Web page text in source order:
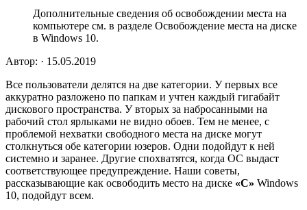
Дополнительные сведения об освобождении места на
компьютере см. в разделе Освобождение места на диске
в Windows 10.
Автор: · 15.05.2019
Все пользователи делятся на две категории. У первых все
аккуратно разложено по папкам и учтен каждый гигабайт
дискового пространства. У вторых за набросанными на
рабочий стол ярлыками не видно обоев. Тем не менее, с
проблемой нехватки свободного места на диске могут
столкнуться обе категории юзеров. Одни подойдут к ней
системно и заранее. Другие спохватятся, когда ОС выдаст
соответствующее предупреждение. Наши советы,
рассказывающие как освободить место на диске «C» Windows
10, подойдут всем.